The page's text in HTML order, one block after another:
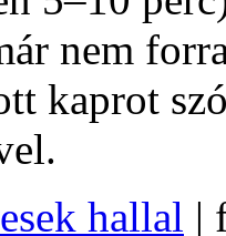
nem
kaprot
hallal |